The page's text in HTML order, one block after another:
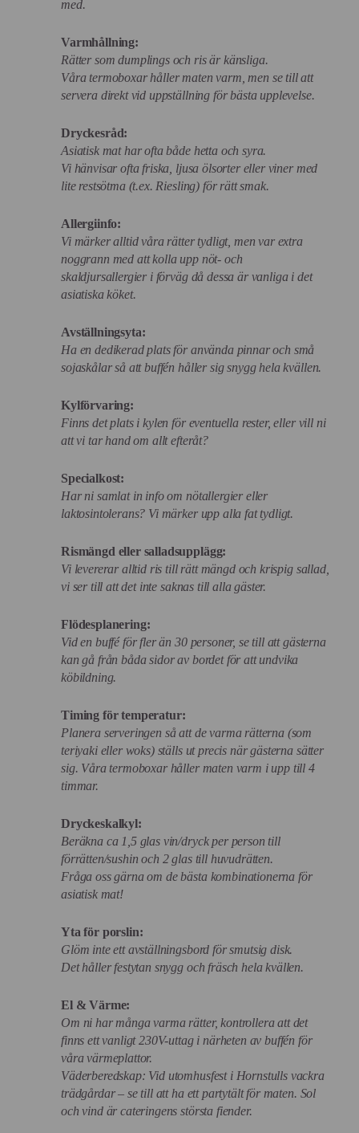
med.
Varmhållning:
Rätter som dumplings och ris är känsliga.
Våra termoboxar håller maten varm, men se till att
servera direkt vid uppställning för bästa upplevelse.
Dryckesråd:
Asiatisk mat har ofta både hetta och syra.
Vi hänvisar ofta friska, ljusa ölsorter eller viner med
lite restsötma (t.ex. Riesling) för rätt smak.
Allergiinfo:
Vi märker alltid våra rätter tydligt, men var extra
noggrann med att kolla upp nöt- och
skaldjursallergier i förväg då dessa är vanliga i det
asiatiska köket.
Avställningsyta:
Ha en dedikerad plats för använda pinnar och små
sojaskålar så att buffén håller sig snygg hela kvällen.
Kylförvaring:
Finns det plats i kylen för eventuella rester, eller vill ni
att vi tar hand om allt efteråt?
Specialkost:
Har ni samlat in info om nötallergier eller
laktosintolerans? Vi märker upp alla fat tydligt.
Rismängd eller salladsupplägg:
Vi levererar alltid ris till rätt mängd och krispig sallad,
vi ser till att det inte saknas till alla gäster.
Flödesplanering:
Vid en buffé för fler än 30 personer, se till att gästerna
kan gå från båda sidor av bordet för att undvika
köbildning.
Timing för temperatur:
Planera serveringen så att de varma rätterna (som
teriyaki eller woks) ställs ut precis när gästerna sätter
sig. Våra termoboxar håller maten varm i upp till 4
timmar.
Dryckeskalkyl:
Beräkna ca 1,5 glas vin/dryck per person till
förrätten/sushin och 2 glas till huvudrätten.
Fråga oss gärna om de bästa kombinationerna för
asiatisk mat!
Yta för porslin:
Glöm inte ett avställningsbord för smutsig disk.
Det håller festytan snygg och fräsch hela kvällen.
El & Värme:
Om ni har många varma rätter, kontrollera att det
finns ett vanligt 230V-uttag i närheten av buffén för
våra värmeplattor.
Väderberedskap: Vid utomhusfest i Hornstulls vackra
trädgårdar – se till att ha ett partytält för maten. Sol
och vind är cateringens största fiender.